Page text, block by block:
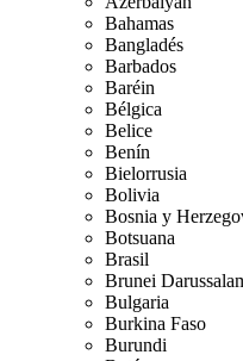
Bahamas
Bangladés
Barbados
Baréin
Bélgica
Belice
Benín
Bielorrusia
Bolivia
Bosnia y
Botsuana
Brasil
Brunei
Bulgaria
Burkina Faso
Burundi